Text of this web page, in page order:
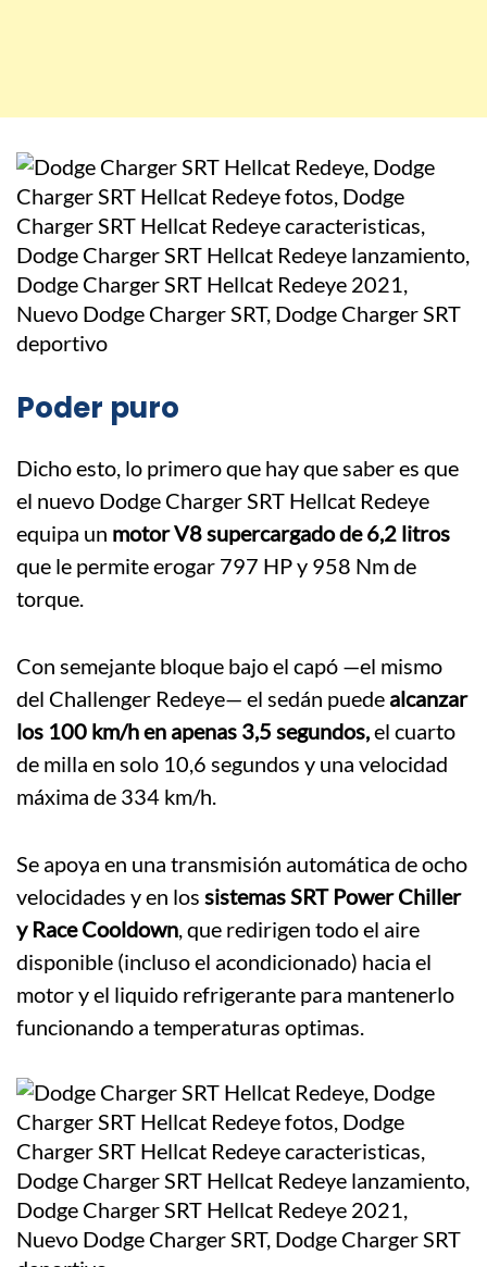
Poder puro
Dicho esto, lo primero que hay que saber es que
el nuevo Dodge Charger SRT Hellcat Redeye
equipa un motor V8 supercargado de 6,2 litros
que le permite erogar 797 HP y 958 Nm de
torque.
Con semejante bloque bajo el capó —el mismo
del Challenger Redeye— el sedán puede alcanzar
los 100 km/h en apenas 3,5 segundos,el cuarto
de milla en solo 10,6 segundos y una velocidad
máxima de 334 km/h.
Se apoya en una transmisión automática de ocho
velocidades y en los sistemas SRT Power Chiller
y Race Cooldown, que redirigen todo el aire
disponible (incluso el acondicionado) hacia el
motor y el liquido refrigerante para mantenerlo
funcionando a temperaturas optimas.